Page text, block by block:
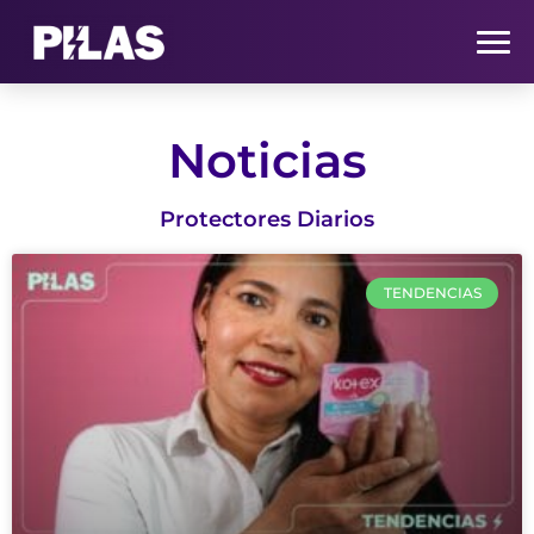
HOME
QUIÉNES SOMOS
CONTACTO
SUSCRÍBETE
Noticias
Protectores Diarios
TENDENCIAS